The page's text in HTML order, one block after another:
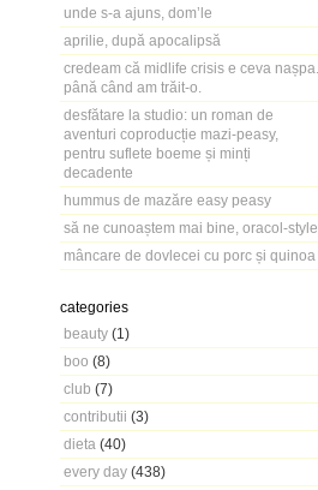
unde s-a ajuns, dom’le
aprilie, după apocalipsă
credeam că midlife crisis e ceva nașpa.
până când am trăit-o.
desfătare la studio: un roman de
aventuri coproducție mazi-peasy,
pentru suflete boeme și minți
decadente
hummus de mazăre easy peasy
să ne cunoaștem mai bine, oracol-style
mâncare de dovlecei cu porc și quinoa
categories
beauty (1)
boo (8)
club (7)
contributii (3)
dieta (40)
every day (438)